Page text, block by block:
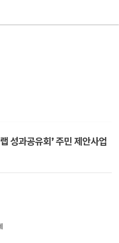
성과공유회’ 주민 제안사업